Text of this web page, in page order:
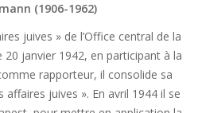
(1906-1962)
juives » de l’Office central de la
20 janvier 1942, en participant à la
rapporteur, il consolide sa
juives ». En avril 1944 il se